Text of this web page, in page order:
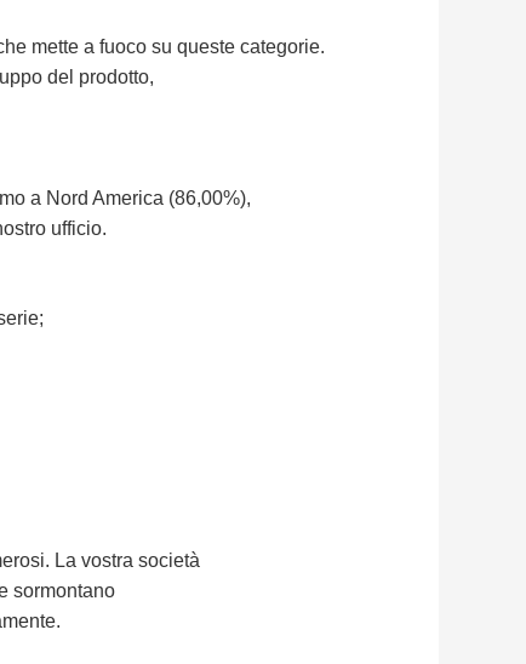
mette a fuoco su queste categorie.
del prodotto,
a Nord America (86,00%),
ufficio.
La vostra società
sormontano